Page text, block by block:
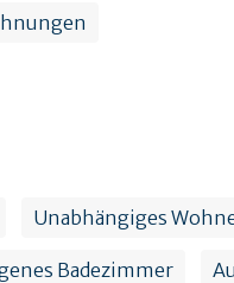
Unabhängiges
Badezimmer